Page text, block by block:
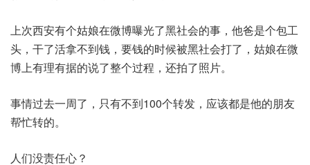
上次西安有个姑娘在微博曝光了黑社会的事，他爸是个包工
头，干了活拿不到钱，要钱的时候被黑社会打了，姑娘在微
博上有理有据的说了整个过程，还拍了照片。
事情过去一周了，只有不到100个转发，应该都是他的朋友
帮忙转的。
人们没责任心？